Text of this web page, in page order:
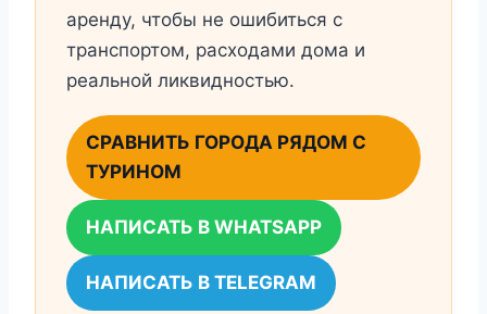
аренду, чтобы не ошибиться с
транспортом, расходами дома и
реальной ликвидностью.
СРАВНИТЬ ГОРОДА РЯДОМ С
ТУРИНОМ
НАПИСАТЬ В WHATSAPP
НАПИСАТЬ В TELEGRAM